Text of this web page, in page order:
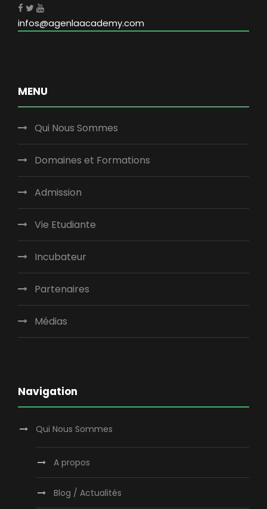
infos@agenlaacademy.com
MENU
Qui Nous Sommes
Domaines et Formations
Admission
Vie Etudiante
Incubateur
Partenaires
Médias
Navigation
Qui Nous Sommes
A propos
Blog / Actualités